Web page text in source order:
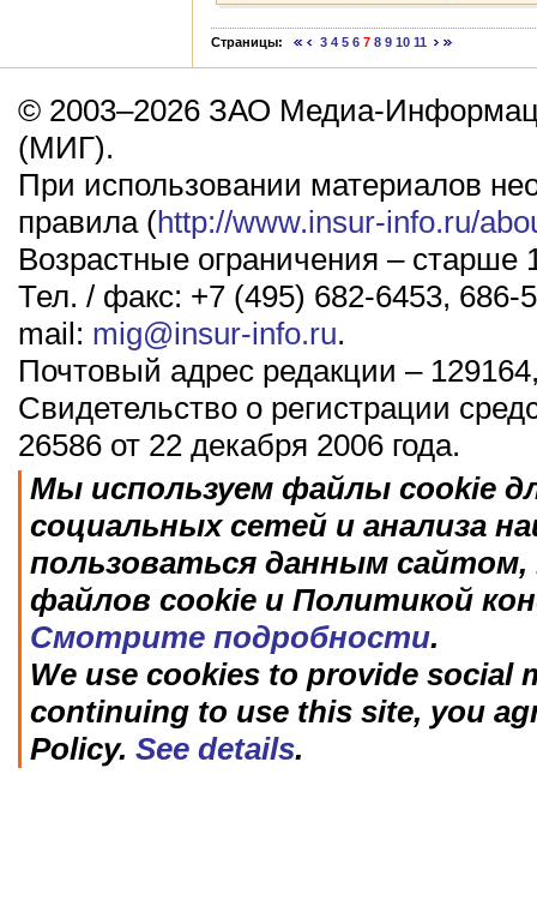
Страницы: 3 4 5 6 7 8 9 10 11
© 2003–2026 ЗАО Медиа-
(МИГ).
При использовании материалов
правила (http://www.insur-info.ru/
Возрастные ограничения – старше
Тел. / факс: +7 (495) 682-6453, 686-
mail: mig@insur-info.ru.
Почтовый адрес редакции –
Свидетельство о регистрации
26586 от 22 декабря 2006 года.
Мы используем файлы cookie
социальных сетей и анализа
пользоваться данным
файлов cookie и Политикой
Смотрите подробности.
We use cookies to provide social
continuing to use this site, you
Policy. See details.